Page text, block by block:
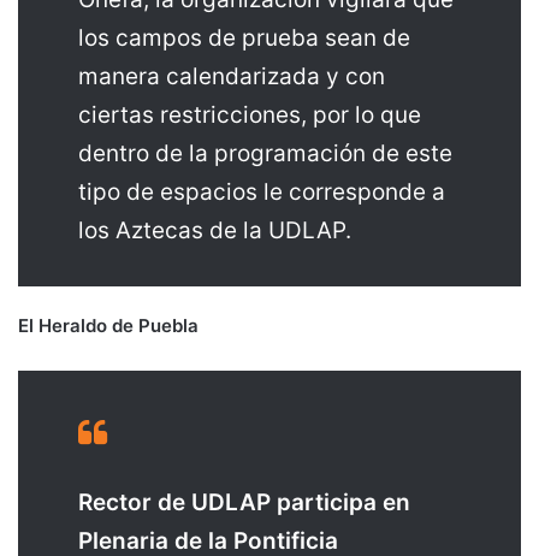
los campos de prueba sean de
manera calendarizada y con
ciertas restricciones, por lo que
dentro de la programación de este
tipo de espacios le corresponde a
los Aztecas de la UDLAP.
El Heraldo de Puebla
Rector de UDLAP participa en
Plenaria de la Pontificia